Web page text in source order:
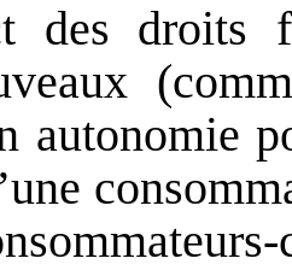
des droits
autonomie